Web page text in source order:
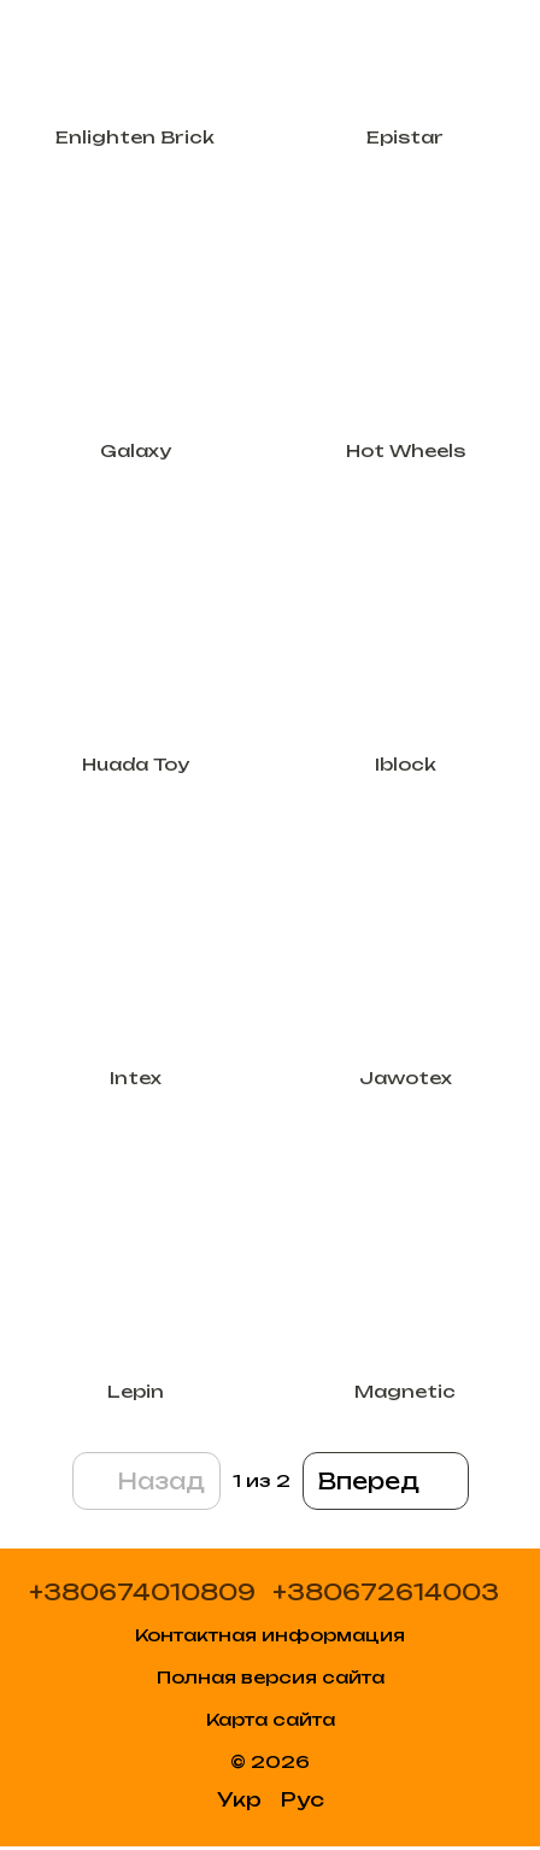
Enlighten Brick Epistar
Galaxy Hot Wheels
Huada Toy Iblock
Intex Jawotex
Lepin Magnetic
Назад 1 из 2 Вперед
+380674010809 +380672614003
Контактная информация
Полная версия сайта
Карта сайта
© 2026
Укр Рус